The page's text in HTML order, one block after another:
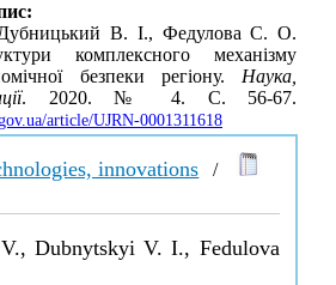
В. І., Федулова С. О.
комплексного механізму
безпеки регіону. Наука,
. 2020. № 4. С. 56-67.
article/UJRN-0001311618
innovations /
Dubnytskyi V. I., Fedulova